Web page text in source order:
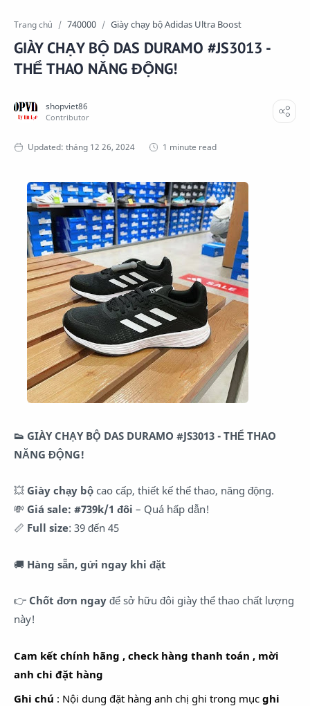
Trang chủ 740000 Giày chạy bộ Adidas Ultra Boost
GIÀY CHẠY BỘ DAS DURAMO #JS3013 -
THỂ THAO NĂNG ĐỘNG!
1 minute read
👟 GIÀY CHẠY BỘ DAS DURAMO #JS3013 - THỂ THAO
NĂNG ĐỘNG!
💥 Giày chạy bộ cao cấp, thiết kế thể thao, năng động.
💸 Giá sale: #739k/1 đôi – Quá hấp dẫn!
📏 Full size: 39 đến 45
🚚 Hàng sẵn, gửi ngay khi đặt
👉 Chốt đơn ngay để sở hữu đôi giày thể thao chất lượng
này!
Cam kết chính hãng , check hàng thanh toán , mời
anh chi đặt hàng
Ghi chú : Nội dung đặt hàng anh chị ghi trong mục ghi